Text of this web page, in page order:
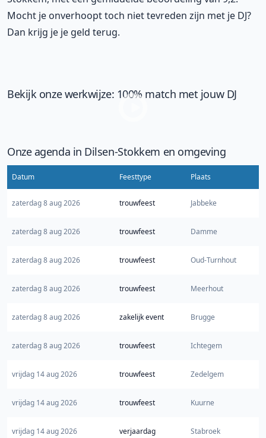
Mocht je onverhoopt toch niet tevreden zijn met je DJ?
Dan krijg je je geld terug.
Bekijk onze werkwijze: 100% match met jouw DJ
Onze agenda in Dilsen-Stokkem en omgeving
Datum Feesttype Plaats
zaterdag 8 aug 2026 trouwfeest Jabbeke
zaterdag 8 aug 2026 trouwfeest Damme
zaterdag 8 aug 2026 trouwfeest Oud-Turnhout
zaterdag 8 aug 2026 trouwfeest Meerhout
zaterdag 8 aug 2026 zakelijk event Brugge
zaterdag 8 aug 2026 trouwfeest Ichtegem
vrijdag 14 aug 2026 trouwfeest Zedelgem
vrijdag 14 aug 2026 trouwfeest Kuurne
vrijdag 14 aug 2026 verjaardag Stabroek